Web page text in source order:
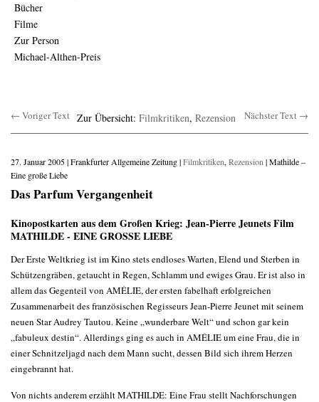
Bücher
Filme
Zur Person
Michael-Althen-Preis
← Voriger Text Zur Übersicht: Filmkritiken, Rezension Nächster Text →
27. Januar 2005 | Frankfurter Allgemeine Zeitung |Filmkritiken, Rezension | Mathilde –
Eine große Liebe
Das Parfum Vergangenheit
Kinopostkarten aus dem Großen Krieg: Jean-Pierre Jeunets Film
MATHILDE - EINE GROSSE LIEBE
Der Erste Weltkrieg ist im Kino stets endloses Warten, Elend und Sterben in
Schützengräben, getaucht in Regen, Schlamm und ewiges Grau. Er ist also in
allem das Gegenteil von AMÉLIE, der ersten fabelhaft erfolgreichen
Zusammenarbeit des französischen Regisseurs Jean-Pierre Jeunet mit seinem
neuen Star Audrey Tautou. Keine „wunderbare Welt“ und schon gar kein
„fabuleux destin“. Allerdings ging es auch in AMÉLIE um eine Frau, die in
einer Schnitzeljagd nach dem Mann sucht, dessen Bild sich ihrem Herzen
eingebrannt hat.
Von nichts anderem erzählt MATHILDE: Eine Frau stellt Nachforschungen